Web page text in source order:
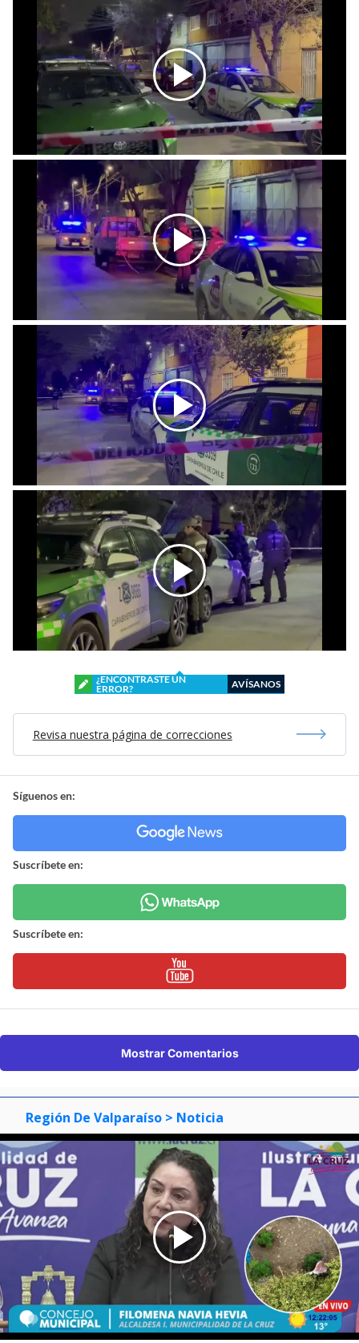
¿ENCONTRASTE UN
ERROR?
AVÍSANOS
Revisa nuestra página de correcciones
Síguenos en:
Suscríbete en:
Suscríbete en:
Mostrar Comentarios
Región De Valparaíso > Noticia